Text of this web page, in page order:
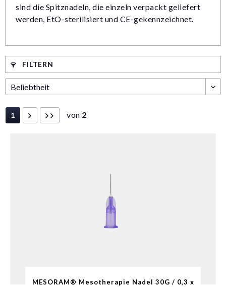
sind die Spitznadeln, die einzeln verpackt geliefert
werden, EtO-sterilisiert und CE-gekennzeichnet.
FILTERN
1 von 2
MESORAM® Mesotherapie Nadel 30G / 0,3 x